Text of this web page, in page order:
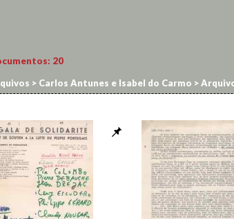
20
> Carlos Antunes e Isabel do Carmo >